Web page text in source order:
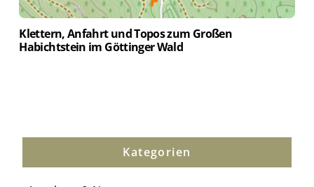
Klettern, Anfahrt und Topos zum Großen
Habichtstein im Göttinger Wald
Kategorien